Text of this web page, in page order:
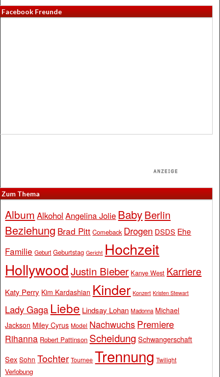
Facebook Freunde
Zum Thema
Album Alkohol Angelina Jolie BabyBerlin
Beziehung Brad Pitt Comeback Drogen DSDS Ehe
Familie Geburt Geburtstag Gericht Hochzeit
Hollywood Justin Bieber Kanye West Karriere
Katy Perry Kim Kardashian Kinder Konzert Kristen Stewart
Lady Gaga Liebe Lindsay Lohan Madonna Michael
Jackson Miley Cyrus Model Nachwuchs Premiere
Rihanna Robert Pattinson Scheidung Schwangerschaft
Sex Sohn Tochter Tournee Trennung Twilight
Verlobung